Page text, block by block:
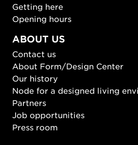
Getting here
Opening hours
ABOUT US
Contact us
About Form/Design Center
Our history
Node for a designed living
Partners
Job opportunities
Press room